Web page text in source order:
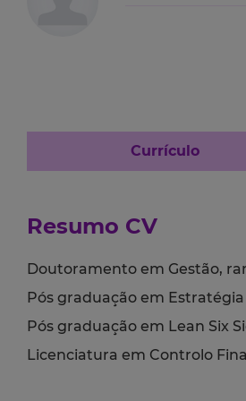
Currículo
Resumo CV
Doutoramento em Gestão,
Pós graduação em
Pós graduação em Lean Six
Licenciatura em Controlo